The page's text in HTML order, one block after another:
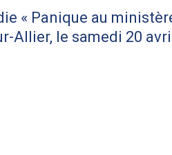
« Panique au
Allier, le samedi 20